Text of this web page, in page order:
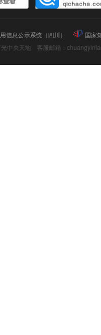
信息公示系统（四川）
国家
中央天地 客服邮箱：